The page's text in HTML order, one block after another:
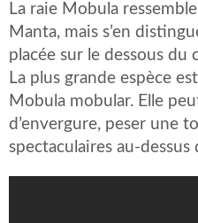
La raie Mobula
Manta, mais s’en
placée sur le dessous du
La plus grande espèce
Mobula mobular. Elle
d’envergure, peser une
spectaculaires au-dessus